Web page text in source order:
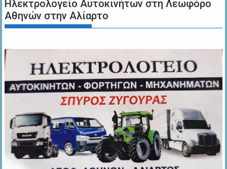
Ηλεκτρολογείο Αυτοκινήτων στη Λεωφόρο
Αθηνών στην Αλίαρτο